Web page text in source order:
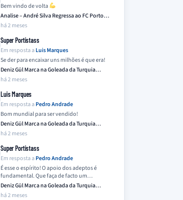
Bem vindo de volta
Analise – André Silva Regressa ao FC Porto…
há 2 meses
Super Portistass
Em resposta a Luis Marques
Se der para encaixar uns milhões é que era!
Deniz Gül Marca na Goleada da Turquia
Frente…
há 2 meses
Luis Marques
Em resposta a Pedro Andrade
Bom mundial para ser vendido!
Deniz Gül Marca na Goleada da Turquia
Frente…
há 2 meses
Super Portistass
Em resposta a Pedro Andrade
É esse o espírito! O apoio dos adeptos é
fundamental. Que faça de facto um…
Deniz Gül Marca na Goleada da Turquia
Frente…
há 2 meses